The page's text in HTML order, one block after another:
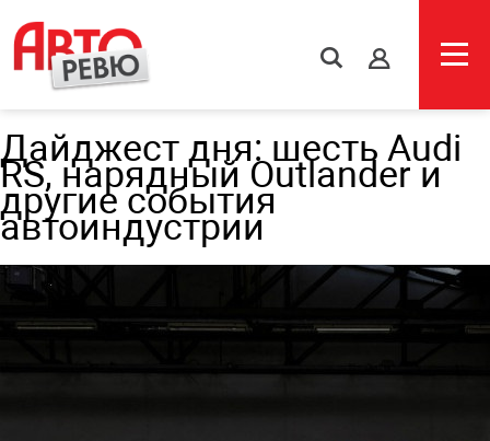
s
Дайджест дня: шесть Audi
RS, нарядный Outlander и
другие события
автоиндустрии